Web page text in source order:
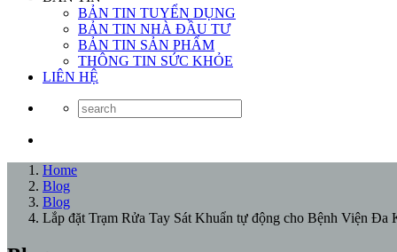
BẢN TIN TUYỂN DỤNG
BẢN TIN NHÀ ĐẦU TƯ
BẢN TIN SẢN PHẨM
THÔNG TIN SỨC KHỎE
LIÊN HỆ
Home
Blog
Blog
Lắp đặt Trạm Rửa Tay Sát Khuẩn tự động cho Bệnh Viện